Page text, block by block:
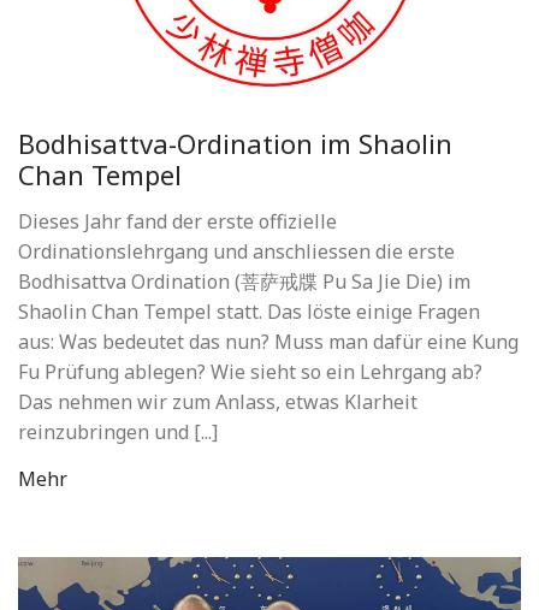
Bodhisattva-Ordination im Shaolin
Chan Tempel
Dieses Jahr fand der erste offizielle
Ordinationslehrgang und anschliessen die erste
Bodhisattva Ordination (菩萨戒牒 Pu Sa Jie Die) im
Shaolin Chan Tempel statt. Das löste einige Fragen
aus: Was bedeutet das nun? Muss man dafür eine Kung
Fu Prüfung ablegen? Wie sieht so ein Lehrgang ab?
Das nehmen wir zum Anlass, etwas Klarheit
reinzubringen und [...]
Mehr